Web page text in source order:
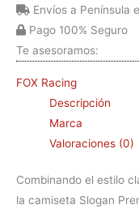
Envíos a Península
Pago 100% Seguro
Te asesoramos:
FOX Racing
Descripción
Marca
Valoraciones (0)
Combinando el estilo
la camiseta Slogan